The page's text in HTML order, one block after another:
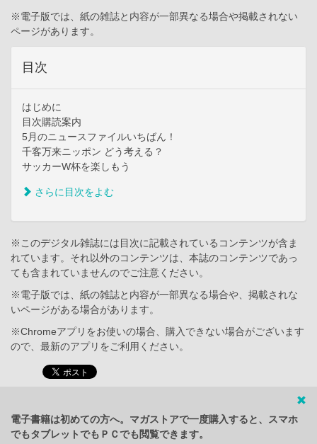
※電子版では、紙の雑誌と内容が一部異なる場合や掲載されない
ページがあります。
目次
はじめに
目次購読案内
5月のニュースファイルいちばん！
千客万来ニッポン どう考える？
サッカーW杯を楽しもう
さらに目次をよむ
※このデジタル雑誌には目次に記載されているコンテンツが含ま
れています。それ以外のコンテンツは、本誌のコンテンツであっ
ても含まれていませんのでご注意ください。
※電子版では、紙の雑誌と内容が一部異なる場合や、掲載されな
いページがある場合があります。
※Chromeアプリをお使いの場合、購入できない場合がございます
ので、最新のアプリをご利用ください。
電子書籍は初めての方へ。マガストアで一度購入すると、スマホ
でもタブレットでもＰＣでも閲覧できます。